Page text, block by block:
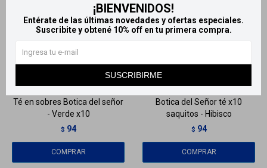
¡BIENVENIDOS!
Entérate de las últimas novedades y ofertas especiales.
Suscribite y obtené 10% off en tu primera compra.
SUSCRIBIRME
LlegaMAÑANA
Té en sobres Botica del señor
- Verde x10
$ 94
Botica del Señor té x10
saquitos - Hibisco
$ 94